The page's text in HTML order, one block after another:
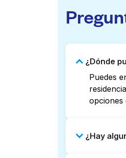
¿Dónde
Puedes
opciones
¿Hay